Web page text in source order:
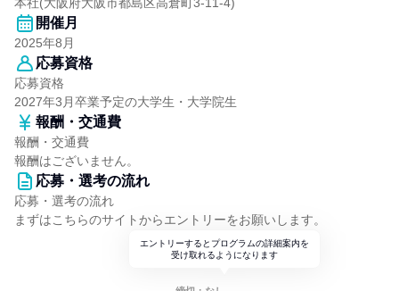
開催月
2025年8月
応募資格
応募資格
2027年3月卒業予定の大学生・大学院生
報酬・交通費
報酬・交通費
報酬はございません。
応募・選考の流れ
応募・選考の流れ
まずはこちらのサイトからエントリーをお願いします。
エントリーするとプログラムの詳細案内を
受け取れるようになります